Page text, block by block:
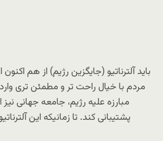
مردم با خیال راحت تر و مطمئن تری
مبارزه علیه رژیم، جامعه جهانی نیز
پشتیبانی کند. تا زمانیکه این